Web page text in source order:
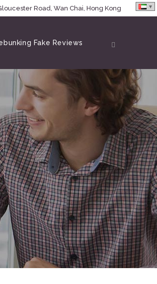
Road, Wan Chai, Hong Kong
Fake Reviews